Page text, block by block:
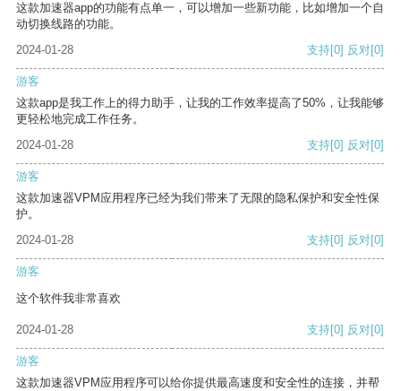
这款加速器app的功能有点单一，可以增加一些新功能，比如增加一个自
动切换线路的功能。
2024-01-28
支持[0] 反对[0]
游客
这款app是我工作上的得力助手，让我的工作效率提高了50%，让我能够
更轻松地完成工作任务。
2024-01-28
支持[0] 反对[0]
游客
这款加速器VPM应用程序已经为我们带来了无限的隐私保护和安全性保
护。
2024-01-28
支持[0] 反对[0]
游客
这个软件我非常喜欢
2024-01-28 支持[0] 反对[0]
游客
这款加速器VPM应用程序可以给你提供最高速度和安全性的连接，并帮